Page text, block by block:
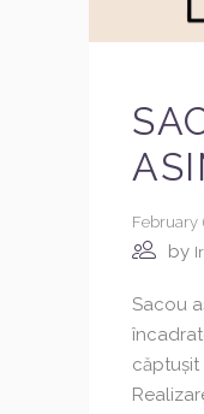
February
by
Sacou
căptușit